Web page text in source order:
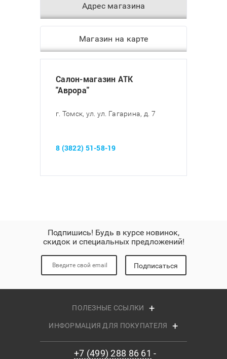
Адрес магазина
Магазин на карте
Салон-магазин АТК
"Аврора"
г. Томск, ул. ул. Гагарина, д. 7
8 (3822) 51-58-19
Подпишись! Будь в курсе новинок,
скидок и специальных предложений!
Подписаться
ПОЛЕЗНЫЕ ССЫЛКИ
ИНФОРМАЦИЯ ДЛЯ ПОКУПАТЕЛЯ
+7 (499) 288 86 61